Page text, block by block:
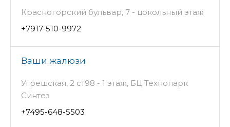
Красногорский бульвар, 7 - цокольный этаж
+7917-510-9972
Ваши жалюзи
Угрешская, 2 ст98 - 1 этаж, БЦ Технопарк
Синтез
+7495-648-5503